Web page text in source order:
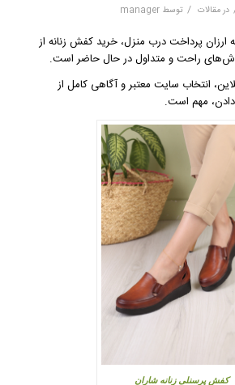
درمقالات / توسط manager
ارزان پرداخت درب منزل، خرید کفش زنانه از
راحت و متداول در حال حاضر است.
انتخاب سایت معتبر و آگاهی کامل از
مهم است.
کفش پرسنلی زنانه شاران